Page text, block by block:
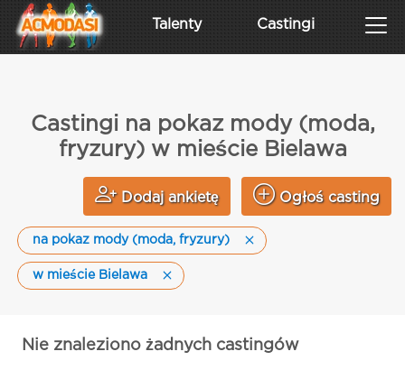
Talenty Castingi
Castingi na pokaz mody (moda,
fryzury) w mieście Bielawa
Dodaj ankietę Ogłoś casting
na pokaz mody (moda, fryzury)
w mieście Bielawa
Nie znaleziono żadnych castingów